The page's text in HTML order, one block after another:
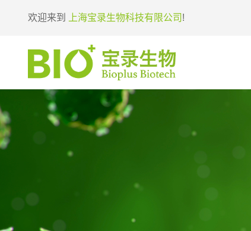
欢迎来到 上海宝录生物科技有限公司 !